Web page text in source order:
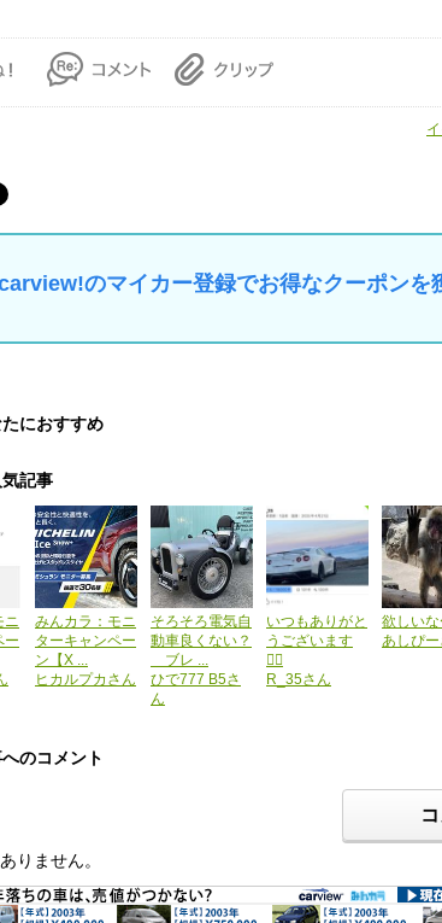
のマイカー登録でお得なクーポンを
におすすめ
記事
ニ
ー
みんカラ：モニ
ターキャンペー
ン【X ...
ヒカルプカさん
そろそろ電気自
動車良くない？
ブレ ...
ひで777 B5さ
ん
いつもありがと
うございます
🙇‍♂️
R_35さん
欲しい
あしぴ
のコメント
りません。